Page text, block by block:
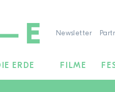
Newsletter
ERDE FILME